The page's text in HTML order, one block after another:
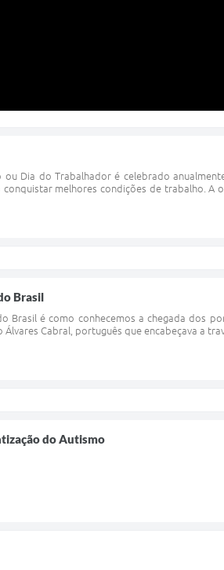
ou Dia do Trabalhador é celebrado
melhores condições de trabalho.
Brasil
Brasil é como conhecemos a chegada dos
Cabral, português que encabeçava a
do Autismo